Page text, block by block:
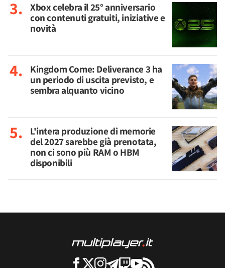
Xbox celebra il 25° anniversario
con contenuti gratuiti, iniziative e
novità
Kingdom Come: Deliverance 3 ha
un periodo di uscita previsto, e
sembra alquanto vicino
L'intera produzione di memorie
del 2027 sarebbe già prenotata,
non ci sono più RAM o HBM
disponibili